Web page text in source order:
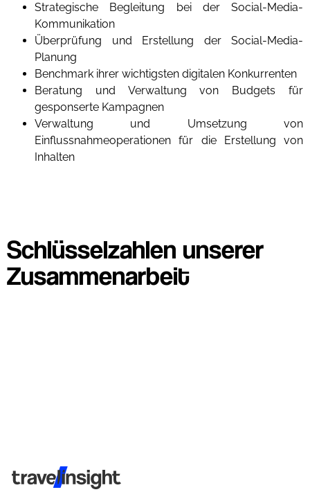
Strategische Begleitung bei der Social-Media-
Kommunikation
Überprüfung und Erstellung der Social-Media-
Planung
Benchmark ihrer wichtigsten digitalen Konkurrenten
Beratung und Verwaltung von Budgets für
gesponserte Kampagnen
Verwaltung und Umsetzung von
Einflussnahmeoperationen für die Erstellung von
Inhalten
Schlüsselzahlen unserer
Zusammenarbeit
Travel Insight